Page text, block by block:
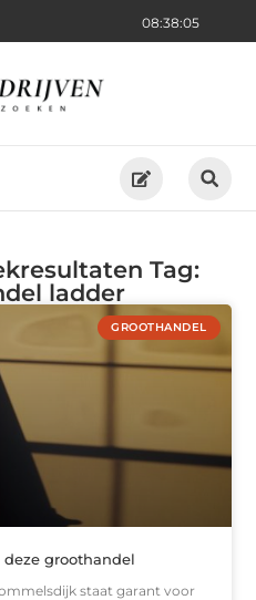
08:38:05
Tag:
ladder
GROOTHANDEL
groothandel
staat garant voor